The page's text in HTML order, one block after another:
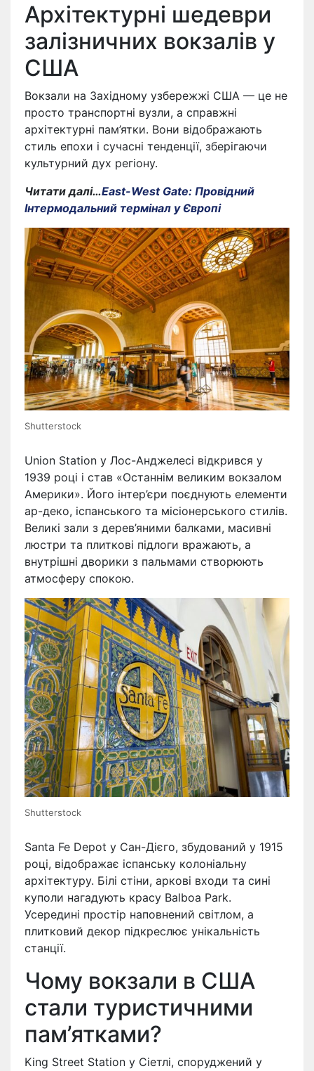
Архітектурні шедеври
залізничних вокзалів у
США
Вокзали на Західному узбережжі США — це не
просто транспортні вузли, а справжні
архітектурні пам’ятки. Вони відображають
стиль епохи і сучасні тенденції, зберігаючи
культурний дух регіону.
Читати далі…East-West Gate: Провідний
Інтермодальний термінал у Європі
Shutterstock
Union Station у Лос-Анджелесі відкрився у
1939 році і став «Останнім великим вокзалом
Америки». Його інтер’єри поєднують елементи
ар-деко, іспанського та місіонерського стилів.
Великі зали з дерев’яними балками, масивні
люстри та плиткові підлоги вражають, а
внутрішні дворики з пальмами створюють
атмосферу спокою.
Shutterstock
Santa Fe Depot у Сан-Дієго, збудований у 1915
році, відображає іспанську колоніальну
архітектуру. Білі стіни, аркові входи та сині
куполи нагадують красу Balboa Park.
Усередині простір наповнений світлом, а
плитковий декор підкреслює унікальність
станції.
Чому вокзали в США
стали туристичними
пам’ятками?
King Street Station у Сіетлі, споруджений у